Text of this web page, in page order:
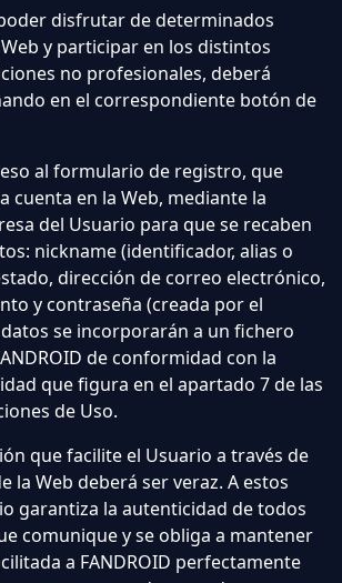
disfrutar de determinados
y participar en los distintos
no profesionales, deberá
en el correspondiente botón de
al formulario de registro, que
cuenta en la Web, mediante la
del Usuario para que se recaben
nickname (identificador, alias o
dirección de correo electrónico,
y contraseña (creada por el
se incorporarán a un fichero
de conformidad con la
que figura en el apartado 7 de las
de Uso.
que facilite el Usuario a través de
la Web deberá ser veraz. A estos
garantiza la autenticidad de todos
comunique y se obliga a mantener
a FANDROID perfectamente